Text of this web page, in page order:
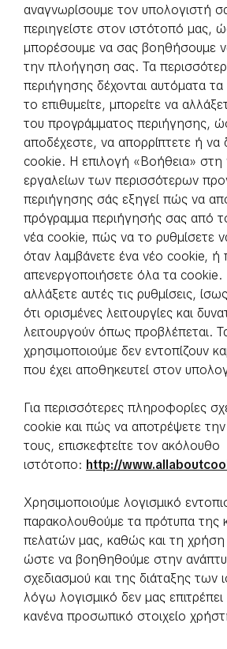
αναγνωρίσουμε τον υπολογιστή
περιηγείστε στον ιστότοπό μας,
μπορέσουμε να σας βοηθήσουμε
την πλοήγηση σας. Τα
περιήγησης δέχονται αυτόματα
το επιθυμείτε, μπορείτε να
του προγράμματος περιήγησης,
αποδέχεστε, να απορρίπτετε ή να
cookie. Η επιλογή «Βοήθεια» στη
εργαλείων των περισσότερων
περιήγησης σάς εξηγεί πώς να
πρόγραμμα περιήγησής σας από
νέα cookie, πώς να το ρυθμίσετε
όταν λαμβάνετε ένα νέο cookie, ή
απενεργοποιήσετε όλα τα cookie.
αλλάξετε αυτές τις ρυθμίσεις,
ότι ορισμένες λειτουργίες και
λειτουργούν όπως προβλέπεται.
χρησιμοποιούμε δεν εντοπίζουν
που έχει αποθηκευτεί στον
Για περισσότερες πληροφορίες
cookie και πώς να αποτρέψετε
τους, επισκεφτείτε τον ακόλουθο
ιστότοπο: http://
Χρησιμοποιούμε λογισμικό
παρακολουθούμε τα πρότυπα της
πελατών μας, καθώς και τη χρήση
ώστε να βοηθηθούμε στην
σχεδιασμού και της διάταξης των
λόγω λογισμικό δεν μας
κανένα προσωπικό στοιχείο